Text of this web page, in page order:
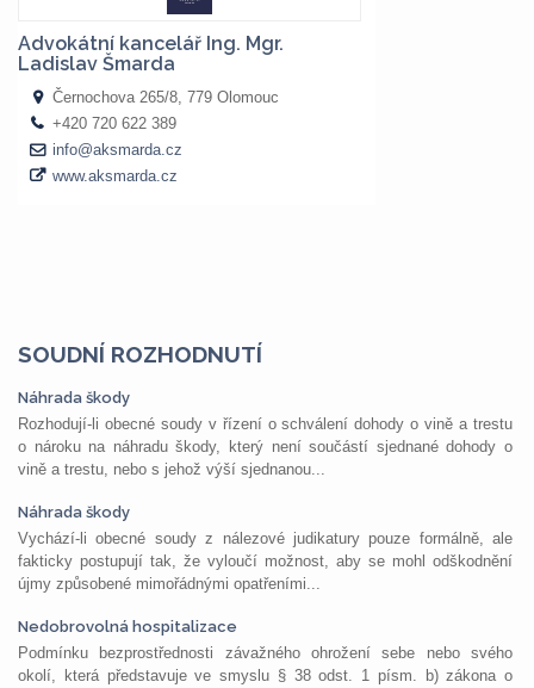
SOUDNÍ ROZHODNUTÍ
Náhrada škody
Rozhodují-li obecné soudy v řízení o schválení dohody o vině a trestu
o nároku na náhradu škody, který není součástí sjednané dohody o
vině a trestu, nebo s jehož výší sjednanou...
Náhrada škody
Vychází-li obecné soudy z nálezové judikatury pouze formálně, ale
fakticky postupují tak, že vyloučí možnost, aby se mohl odškodnění
újmy způsobené mimořádnými opatřeními...
Nedobrovolná hospitalizace
Podmínku bezprostřednosti závažného ohrožení sebe nebo svého
okolí, která představuje ve smyslu § 38 odst. 1 písm. b) zákona o